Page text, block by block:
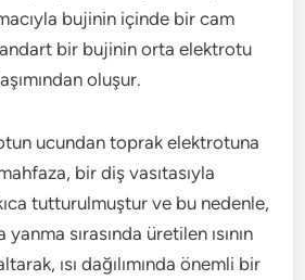
bujinin içinde bir cam
bir bujinin orta elektrotu
oluşur.
ucundan toprak elektrotuna
bir diş vasıtasıyla
tutturulmuştur ve bu nedenle,
sırasında üretilen ısının
ısı dağılımında önemli bir